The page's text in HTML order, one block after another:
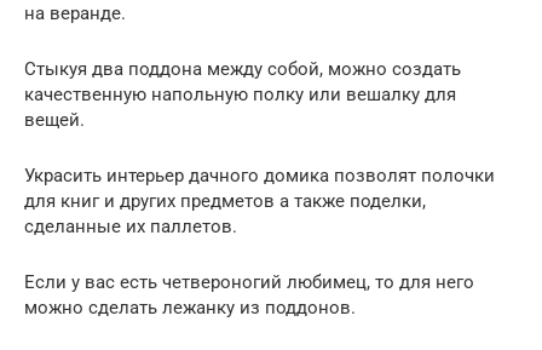
на веранде.
Стыкуя два поддона между собой, можно создать
качественную напольную полку или вешалку для
вещей.
Украсить интерьер дачного домика позволят полочки
для книг и других предметов а также поделки,
сделанные их паллетов.
Если у вас есть четвероногий любимец, то для него
можно сделать лежанку из поддонов.